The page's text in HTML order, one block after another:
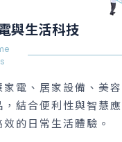
與生活科技
家電、居家設備、美
，結合便利性與智慧
的日常生活體驗。